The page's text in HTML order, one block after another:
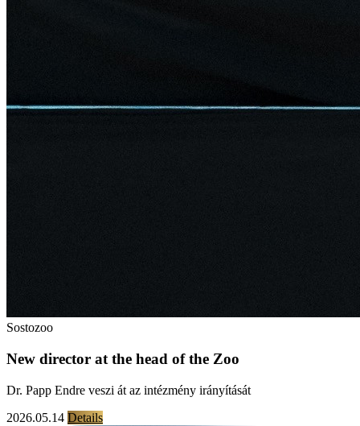
Sostozoo
New director at the head of the Zoo
Dr. Papp Endre veszi át az intézmény irányítását
2026.05.14 Details